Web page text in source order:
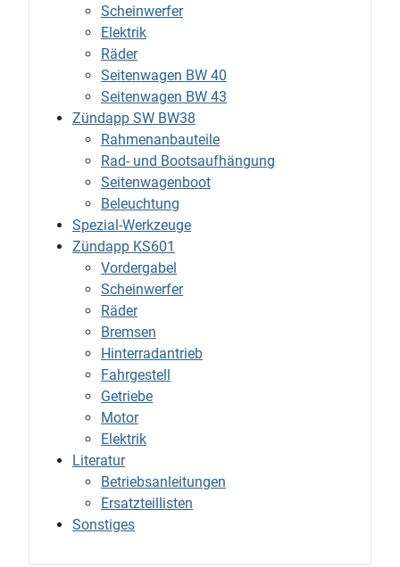
Scheinwerfer
Elektrik
Räder
Seitenwagen BW 40
Seitenwagen BW 43
Zündapp SW BW38
Rahmenanbauteile
Rad- und Bootsaufhängung
Seitenwagenboot
Beleuchtung
Spezial-Werkzeuge
Zündapp KS601
Vordergabel
Scheinwerfer
Räder
Bremsen
Hinterradantrieb
Fahrgestell
Getriebe
Motor
Elektrik
Literatur
Betriebsanleitungen
Ersatzteillisten
Sonstiges